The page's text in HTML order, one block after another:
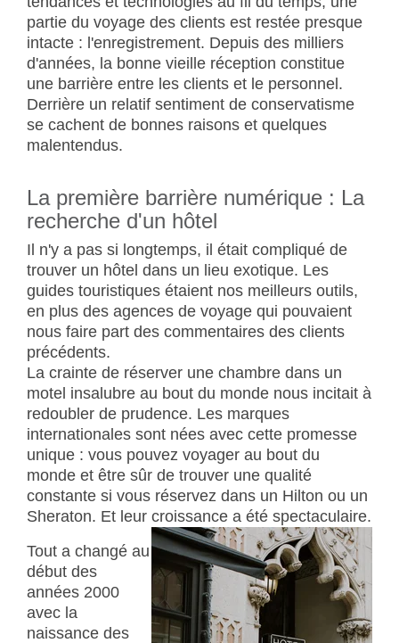
partie du voyage des clients est restée presque
intacte : l'enregistrement. Depuis des milliers
d'années, la bonne vieille réception constitue
une barrière entre les clients et le personnel.
Derrière un relatif sentiment de conservatisme
se cachent de bonnes raisons et quelques
malentendus.
La première barrière numérique : La
recherche d'un hôtel
Il n'y a pas si longtemps, il était compliqué de
trouver un hôtel dans un lieu exotique. Les
guides touristiques étaient nos meilleurs outils,
en plus des agences de voyage qui pouvaient
nous faire part des commentaires des clients
précédents.
La crainte de réserver une chambre dans un
motel insalubre au bout du monde nous incitait à
redoubler de prudence. Les marques
internationales sont nées avec cette promesse
unique : vous pouvez voyager au bout du
monde et être sûr de trouver une qualité
constante si vous réservez dans un Hilton ou un
Sheraton. Et leur croissance a été spectaculaire.
Tout a changé au
début des
années 2000
avec la
naissance des